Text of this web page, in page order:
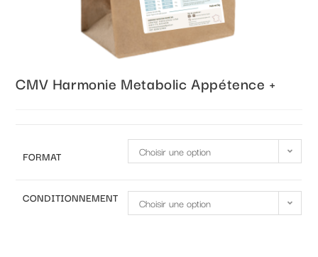
CMV Harmonie Metabolic Appétence +
FORMAT Choisir une option
CONDITIONNEMENT Choisir une option